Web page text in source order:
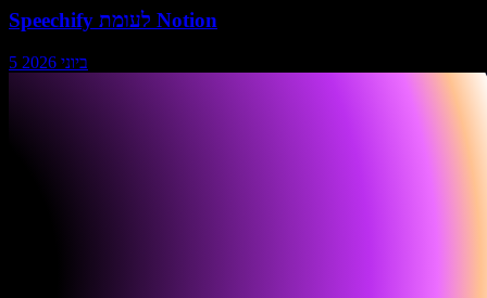
Speechify לעומת Notion
5 ביוני 2026